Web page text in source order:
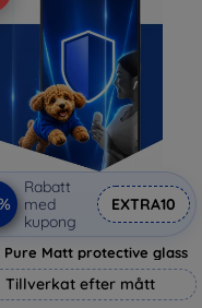
Rabatt
med
kupong
EXTRA10
Pure Matt protective glass
Tillverkat efter mått